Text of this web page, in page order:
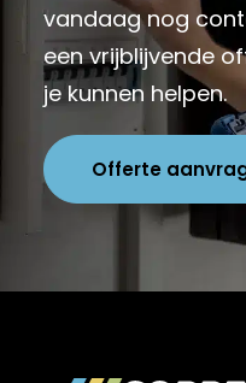
vandaag nog
een vrijblijvende
je kunnen helpen.
Offerte